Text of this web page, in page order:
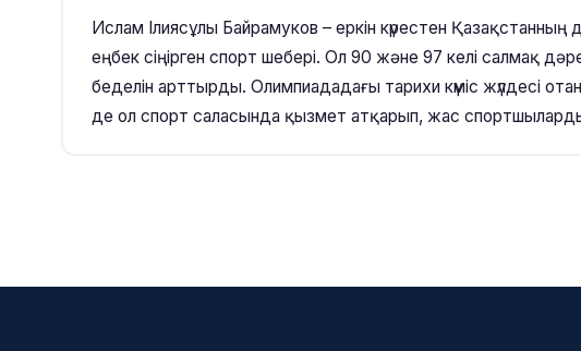
Ислам Ілиясұлы Байрамуков – еркін күрестен
еңбек сіңірген спорт шебері. Ол 90 және 97 келі салмақ
беделін арттырды. Олимпиададағы тарихи күміс жүлдесі
де ол спорт саласында қызмет атқарып, жас